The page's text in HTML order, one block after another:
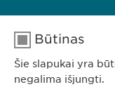
elgiamasi Jūsų
pateikti skundą
institucijai.
Būtinas
Šie slapukai yra
negalima išjungti.